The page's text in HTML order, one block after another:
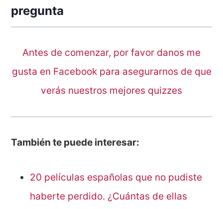
pregunta
Antes de comenzar, por favor danos me
gusta en Facebook para asegurarnos de que
verás nuestros mejores quizzes
También te puede interesar:
20 películas españolas que no pudiste
haberte perdido. ¿Cuántas de ellas